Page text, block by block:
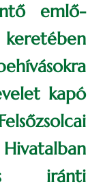
emlő-
kapó
iránti